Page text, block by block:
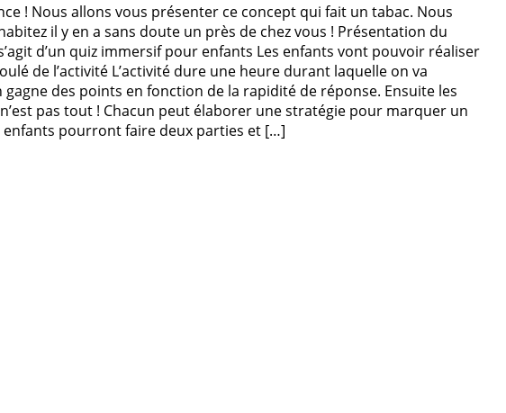
! Nous allons vous présenter ce concept qui fait un tabac. Nous
il y en a sans doute un près de chez vous ! Présentation du
d’un quiz immersif pour enfants Les enfants vont pouvoir réaliser
de l’activité L’activité dure une heure durant laquelle on va
des points en fonction de la rapidité de réponse. Ensuite les
pas tout ! Chacun peut élaborer une stratégie pour marquer un
enfants pourront faire deux parties et […]